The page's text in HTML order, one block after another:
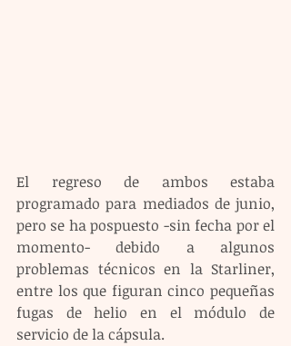
El regreso de ambos estaba
programado para mediados de junio,
pero se ha pospuesto -sin fecha por el
momento- debido a algunos
problemas técnicos en la Starliner,
entre los que figuran cinco pequeñas
fugas de helio en el módulo de
servicio de la cápsula.